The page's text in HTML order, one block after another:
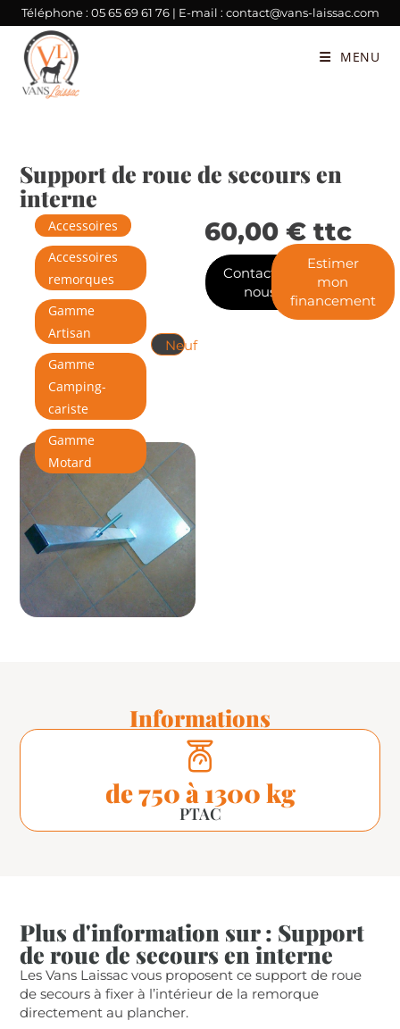
Téléphone : 05 65 69 61 76| E-mail : contact@vans-laissac.com
MENU
Support de roue de secours en
interne
Accessoires
Accessoires
remorques
Gamme
Artisan
Gamme
Camping-
cariste
Gamme
Motard
Neuf
60,00 €ttc
Contactez-
nous
Estimer
mon
financement
Informations
de 750 à 1300 kg
PTAC
Plus d'information sur : Support
de roue de secours en interne
Les Vans Laissac vous proposent ce support de roue
de secours à fixer à l’intérieur de la remorque
directement au plancher.